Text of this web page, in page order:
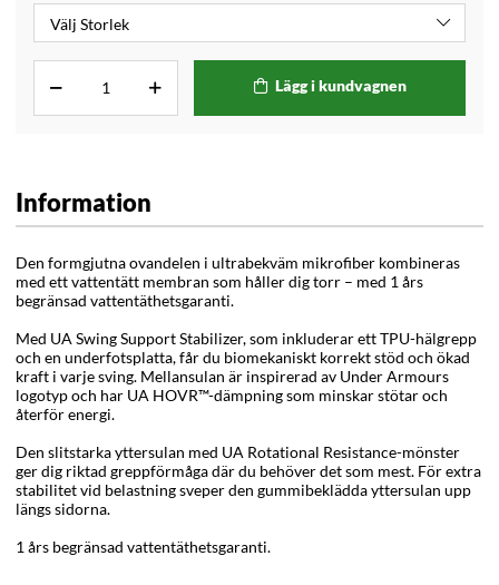
Lägg i kundvagnen
Information
Den formgjutna ovandelen i ultrabekväm mikrofiber kombineras
med ett vattentätt membran som håller dig torr – med 1 års
begränsad vattentäthetsgaranti.
Med UA Swing Support Stabilizer, som inkluderar ett TPU-hälgrepp
och en underfotsplatta, får du biomekaniskt korrekt stöd och ökad
kraft i varje sving. Mellansulan är inspirerad av Under Armours
logotyp och har UA HOVR™-dämpning som minskar stötar och
återför energi.
Den slitstarka yttersulan med UA Rotational Resistance-mönster
ger dig riktad greppförmåga där du behöver det som mest. För extra
stabilitet vid belastning sveper den gummibeklädda yttersulan upp
längs sidorna.
1 års begränsad vattentäthetsgaranti.